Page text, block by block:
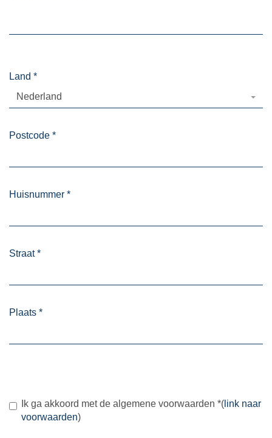
Land *
Nederland
Postcode *
Huisnummer *
Straat*
Plaats *
Ik ga akkoord met de algemene voorwaarden *( link naar
voorwaarden)